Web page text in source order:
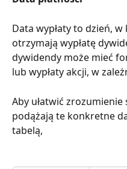
Data wypłaty to dzień,
otrzymają wypłatę
dywidendy może mieć
lub wypłaty akcji, w
Aby ułatwić
podążają te konkretne
tabelą,